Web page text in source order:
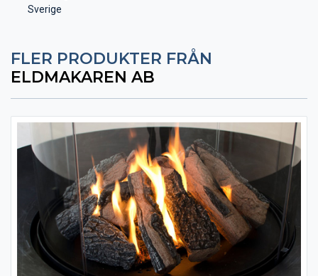
Sverige
FLER PRODUKTER FRÅN
ELDMAKAREN AB